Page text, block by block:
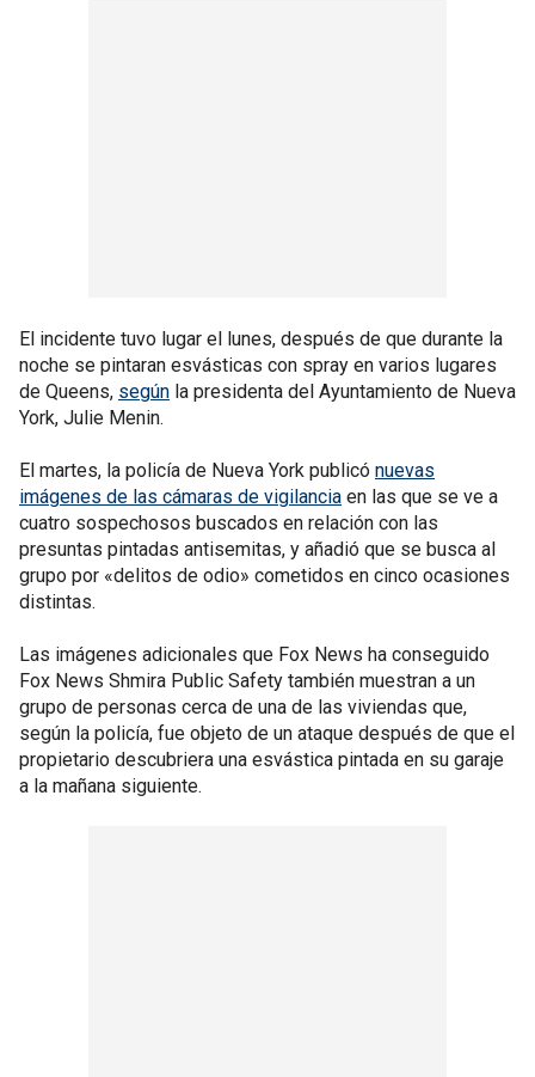
El incidente tuvo lugar el lunes, después de que durante la
noche se pintaran esvásticas con spray en varios lugares
de Queens, según la presidenta del Ayuntamiento de Nueva
York, Julie Menin.
El martes, la policía de Nueva York publicó nuevas
imágenes de las cámaras de vigilancia en las que se ve a
cuatro sospechosos buscados en relación con las
presuntas pintadas antisemitas, y añadió que se busca al
grupo por «delitos de odio» cometidos en cinco ocasiones
distintas.
Las imágenes adicionales que Fox News ha conseguido
Fox News Shmira Public Safety también muestran a un
grupo de personas cerca de una de las viviendas que,
según la policía, fue objeto de un ataque después de que el
propietario descubriera una esvástica pintada en su garaje
a la mañana siguiente.